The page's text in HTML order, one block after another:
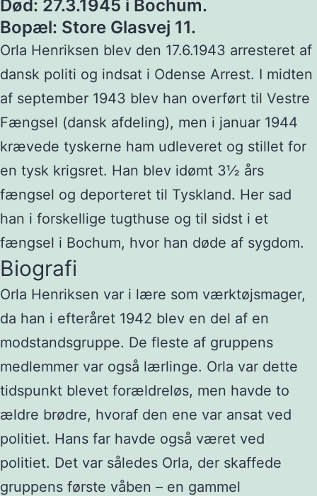
Død: 27.3.1945 i Bochum.
Bopæl: Store Glasvej 11.
Orla Henriksen blev den 17.6.1943 arresteret af
dansk politi og indsat i Odense Arrest. I midten
af september 1943 blev han overført til Vestre
Fængsel (dansk afdeling), men i januar 1944
krævede tyskerne ham udleveret og stillet for
en tysk krigsret. Han blev idømt 3½ års
fængsel og deporteret til Tyskland. Her sad
han i forskellige tugthuse og til sidst i et
fængsel i Bochum, hvor han døde af sygdom.
Biografi
Orla Henriksen var i lære som værktøjsmager,
da han i efteråret 1942 blev en del af en
modstandsgruppe. De fleste af gruppens
medlemmer var også lærlinge. Orla var dette
tidspunkt blevet forældreløs, men havde to
ældre brødre, hvoraf den ene var ansat ved
politiet. Hans far havde også været ved
politiet. Det var således Orla, der skaffede
gruppens første våben – en gammel